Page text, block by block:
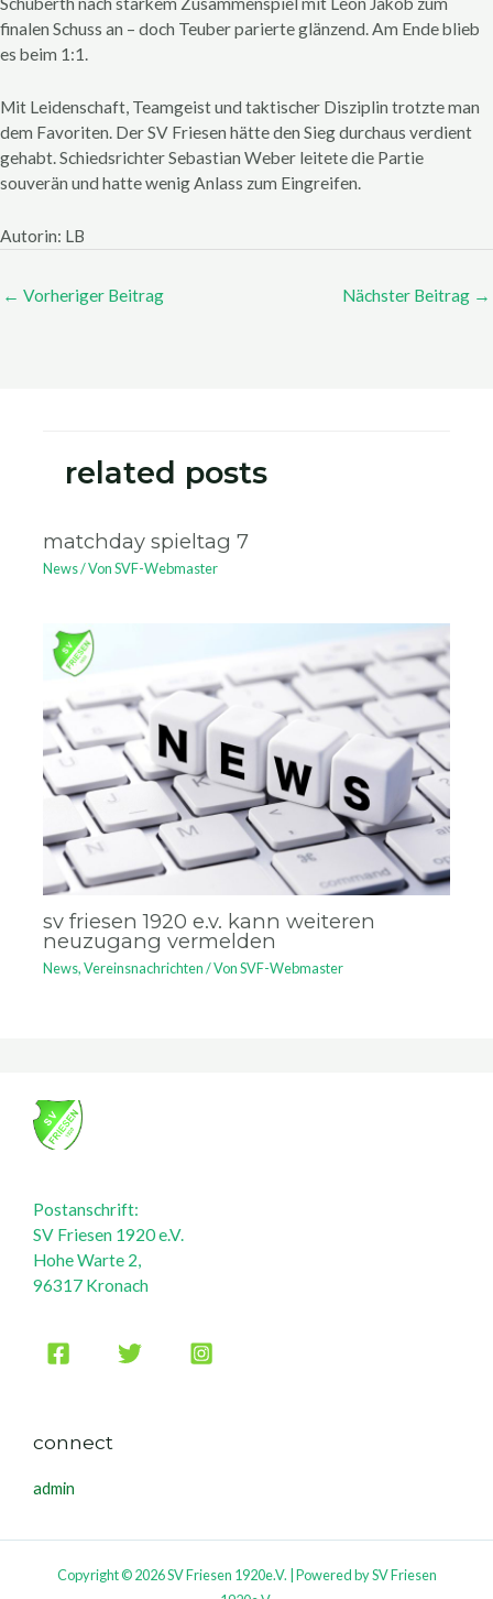
finalen Schuss an – doch Teuber parierte glänzend. Am Ende blieb
es beim 1:1.
Mit Leidenschaft, Teamgeist und taktischer Disziplin trotzte man
dem Favoriten. Der SV Friesen hätte den Sieg durchaus verdient
gehabt. Schiedsrichter Sebastian Weber leitete die Partie
souverän und hatte wenig Anlass zum Eingreifen.
Autorin: LB
← Vorheriger Beitrag Nächster Beitrag →
related posts
matchday spieltag 7
News/ VonSVF-Webmaster
sv friesen 1920 e.v. kann weiteren
neuzugang vermelden
News,Vereinsnachrichten/ VonSVF-Webmaster
Postanschrift:
SV Friesen 1920 e.V.
Hohe Warte 2,
96317 Kronach
connect
admin
Copyright © 2026 SV Friesen 1920e.V. | Powered by SV Friesen